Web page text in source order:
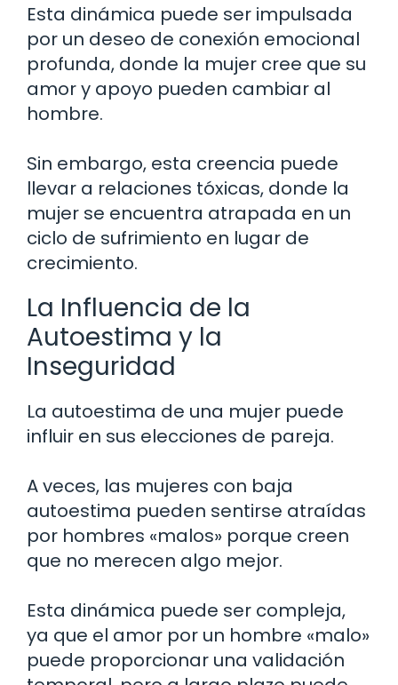
Esta dinámica puede ser impulsada
por un deseo de conexión emocional
profunda, donde la mujer cree que su
amor y apoyo pueden cambiar al
hombre.
Sin embargo, esta creencia puede
llevar a relaciones tóxicas, donde la
mujer se encuentra atrapada en un
ciclo de sufrimiento en lugar de
crecimiento.
La Influencia de la
Autoestima y la
Inseguridad
La autoestima de una mujer puede
influir en sus elecciones de pareja.
A veces, las mujeres con baja
autoestima pueden sentirse atraídas
por hombres «malos» porque creen
que no merecen algo mejor.
Esta dinámica puede ser compleja,
ya que el amor por un hombre «malo»
puede proporcionar una validación